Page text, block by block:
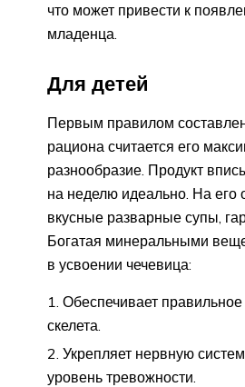
что может привести к
младенца.
Для детей
Первым правилом
рациона считается его
разнообразие. Продукт
на неделю идеально. На его
вкусные разварные супы,
Богатая минеральными
в усвоении чечевица:
Обеспечивает
скелета.
Укрепляет нервную
уровень тревожности.